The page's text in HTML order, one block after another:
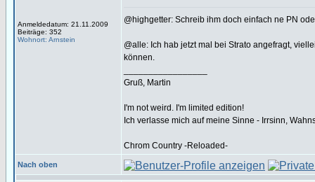
Anmeldedatum: 21.11.2009
Beiträge: 352
Wohnort: Arnstein
@highgetter: Schreib ihm doch einfach ne PN
@alle: Ich hab jetzt mal bei Strato angefragt,
können.
Gruß, Martin
I'm not weird. I'm limited edition!
Ich verlasse mich auf meine Sinne - Irrsinn,
Chrom Country -Reloaded-
Nach oben